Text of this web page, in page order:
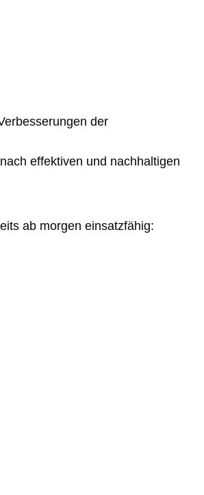
der
effektiven und nachhaltigen
ab morgen einsatzfähig: